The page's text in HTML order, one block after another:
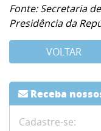
Fonte: Secretaria
Presidência da
VOLTAR
Receba
Cadastre-se: